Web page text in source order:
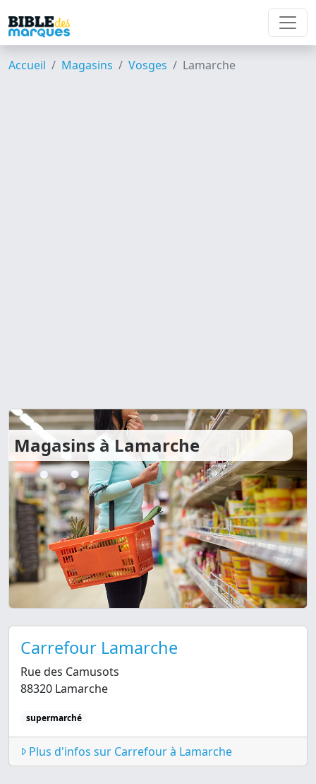
Accueil Magasins Vosges Lamarche
Magasins à Lamarche
Carrefour Lamarche
Rue des Camusots
88320 Lamarche
supermarché
Plus d'infos sur Carrefour à Lamarche